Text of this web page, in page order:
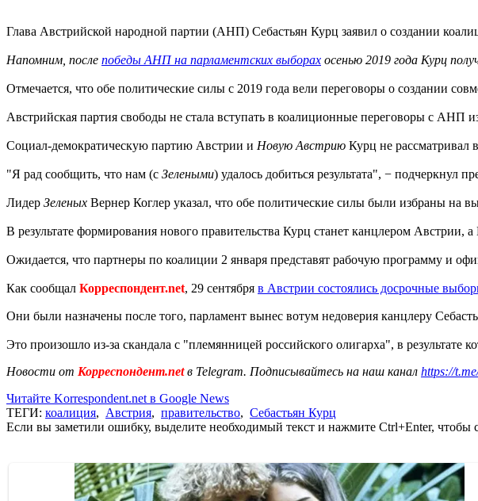
Глава Австрийской народной партии (АНП) Себастьян Курц заявил о создании
Напомним, после победы АНП на парламентских выборах осенью 2019 года Курц
Отмечается, что обе политические силы с 2019 года вели переговоры о создании
Австрийская партия свободы не стала вступать в коалиционные переговоры с АНП
Социал-демократическую партию Австрии и Новую Австрию Курц не рассматривал
"Я рад сообщить, что нам (с Зелеными) удалось добиться результата", − подчеркнул
Лидер Зеленых Вернер Коглер указал, что обе политические силы были избраны на
В результате формирования нового правительства Курц станет канцлером Австрии,
Ожидается, что партнеры по коалиции 2 января представят рабочую программу и
Как сообщал Корреспондент.net, 29 сентября в Австрии состоялись досрочные
Они были назначены после того, парламент вынес вотум недоверия канцлеру
Это произошло из-за скандала с "племянницей российского олигарха", в результате
Новости от Корреспондент.netв Telegram. Подписывайтесь на наш канал https://
Читайте Korrespondent.net в Google News
ТЕГИ: коалиция, Австрия, правительство, Себастьян Курц
Если вы заметили ошибку, выделите необходимый текст и нажмите Ctrl+Enter, чтобы